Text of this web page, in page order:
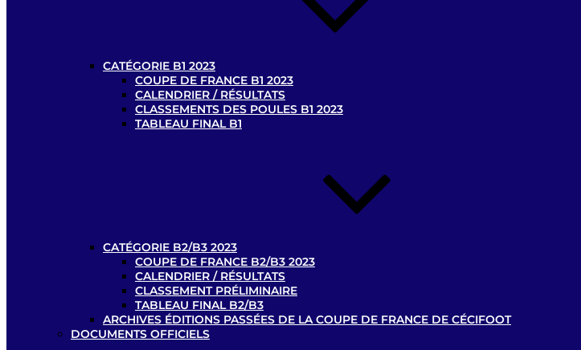
CATÉGORIE B1 2023
COUPE DE FRANCE B1 2023
CALENDRIER / RÉSULTATS
CLASSEMENTS DES POULES B1 2023
TABLEAU FINAL B1
CATÉGORIE B2/B3 2023
COUPE DE FRANCE B2/B3 2023
CALENDRIER / RÉSULTATS
CLASSEMENT PRÉLIMINAIRE
TABLEAU FINAL B2/B3
ARCHIVES ÉDITIONS PASSÉES DE LA COUPE DE FRANCE DE CÉCIFOOT
DOCUMENTS OFFICIELS